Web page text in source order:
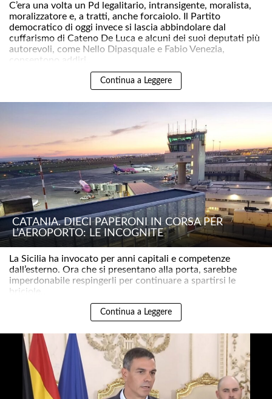
C’era una volta un Pd legalitario, intransigente, moralista,
moralizzatore e, a tratti, anche forcaiolo. Il Partito
democratico di oggi invece si lascia abbindolare dal
cuffarismo di Cateno De Luca e alcuni dei suoi deputati più
autorevoli, come Nello Dipasquale e Fabio Venezia,
consentono addiri..
Continua a Leggere
CATANIA. DIECI PAPERONI IN CORSA PER
L’AEROPORTO: LE INCOGNITE
La Sicilia ha invocato per anni capitali e competenze
dall’esterno. Ora che si presentano alla porta, sarebbe
imperdonabile respingerli per continuare a spartirsi le
briciole..
Continua a Leggere